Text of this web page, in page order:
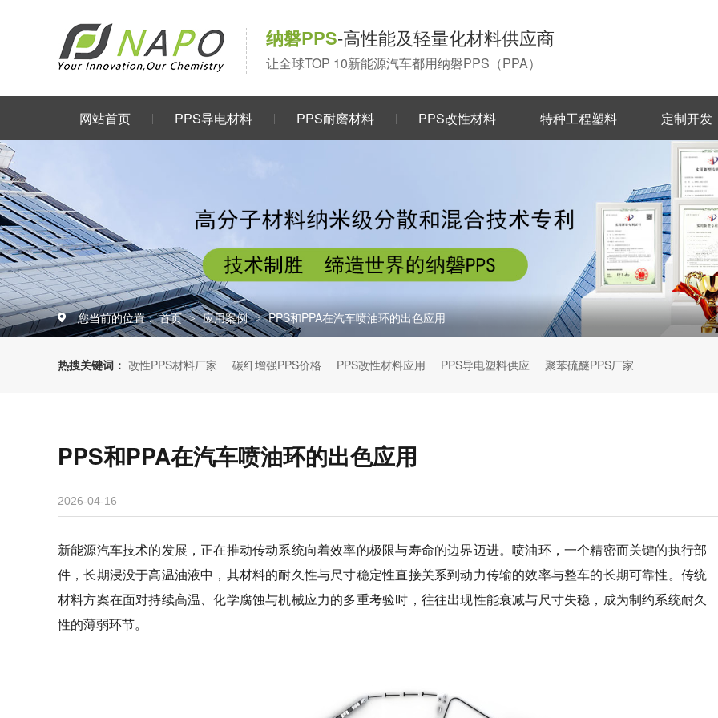
纳磐PPS-高性能及轻量化材料供应商
让全球TOP 10新能源汽车都用纳磐PPS（PPA）
网站首页 PPS导电材料 PPS耐磨材料 PPS改性材料 特种工程塑料 定制开发
您当前的位置： 首页 > 应用案例 > PPS和PPA在汽车喷油环的出色应用
热搜关键词： 改性PPS材料厂家 碳纤增强PPS价格 PPS改性材料应用 PPS导电塑料供应 聚苯硫醚PPS厂家
PPS和PPA在汽车喷油环的出色应用
2026-04-16
新能源汽车技术的发展，正在推动传动系统向着效率的极限与寿命的边界迈进。喷油环，一个精密而关键的执行部
件，长期浸没于高温油液中，其材料的耐久性与尺寸稳定性直接关系到动力传输的效率与整车的长期可靠性。传统
材料方案在面对持续高温、化学腐蚀与机械应力的多重考验时，往往出现性能衰减与尺寸失稳，成为制约系统耐久
性的薄弱环节。